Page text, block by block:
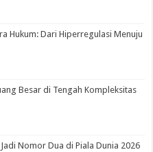
Hukum: Dari Hiperregulasi Menuju
Besar di Tengah Kompleksitas
Nomor Dua di Piala Dunia 2026